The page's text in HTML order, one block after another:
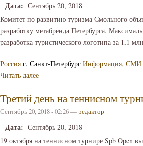
Дата: Сентябрь 20, 2018
Комитет по развитию туризма Смольного
разработку метабренда Петербурга.
разработка туристического логотипа за 1,1
Россия г. Санкт-Петербург Информация, СМИ
Читать далее
Третий день на теннисном
Сентябрь 20, 2018 - 02:26 —редактор
Дата: Сентябрь 20, 2018
19 октября на теннисном турнире Spb Open